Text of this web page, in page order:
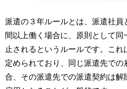
派遣の３年ルールとは、派遣社員
間以上働く場合に、原則として同
止されるというルールです。これ
定められており、同じ派遣先で
合、その派遣先での派遣契約は解